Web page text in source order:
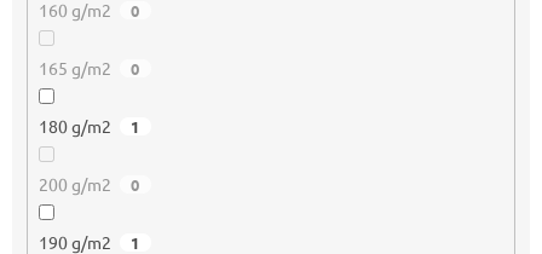
160 g/m2 0
165 g/m2 0
180 g/m2 1
200 g/m2 0
190 g/m2 1